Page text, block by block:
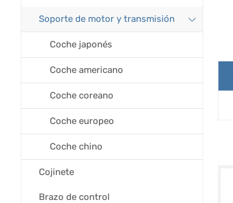
Soporte de motor y transmisión
Coche japonés
Coche americano
Coche coreano
Coche europeo
Coche chino
Cojinete
Brazo de control